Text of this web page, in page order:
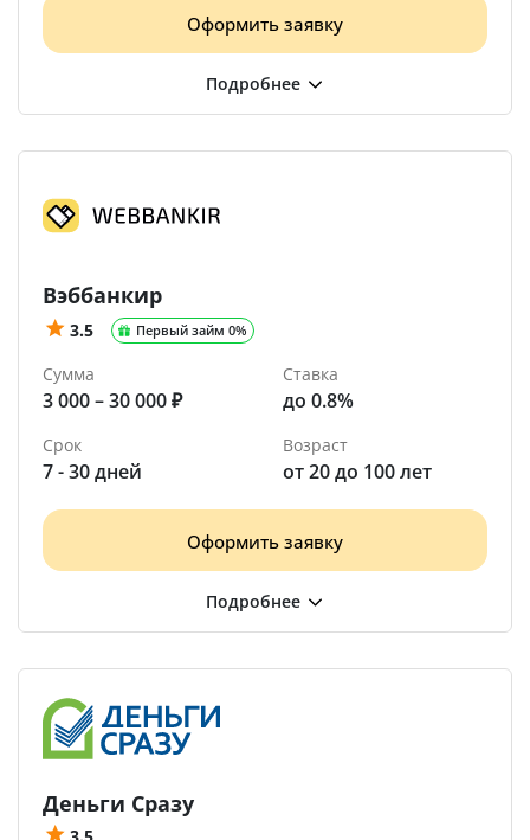
Оформить заявку
Вэббанкир
3.5 Первый займ 0%
Сумма
3 000 – 30 000 ₽
Ставка
до 0.8%
Срок
7 - 30 дней
Возраст
от 20 до 100 лет
Оформить заявку
Деньги Сразу